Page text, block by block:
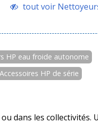
tout voir
HP eau froide autonome
Accessoires HP de série
dans les collectivités.